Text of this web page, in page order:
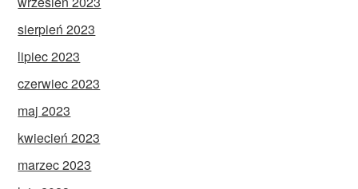
sierpień 2023
lipiec 2023
czerwiec 2023
maj 2023
kwiecień 2023
marzec 2023